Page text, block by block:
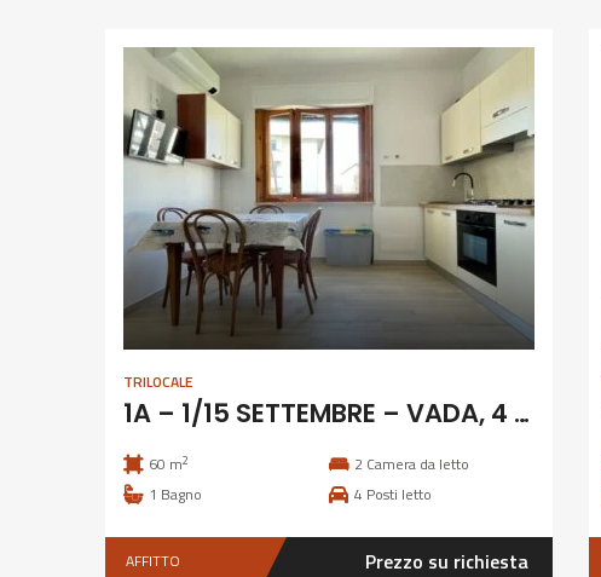
TRILOCALE
1A – 1/15 SETTEMBRE – VADA, 4 POSTI CLIMATIZZATO
60 m2 2 Camera da letto
1 Bagno 4 Posti letto
AFFITTO Prezzo su richiesta